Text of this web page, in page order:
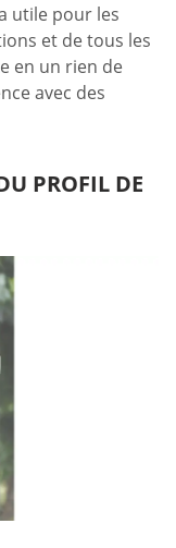
utile pour les
et de tous les
en un rien de
avec des
PROFIL DE